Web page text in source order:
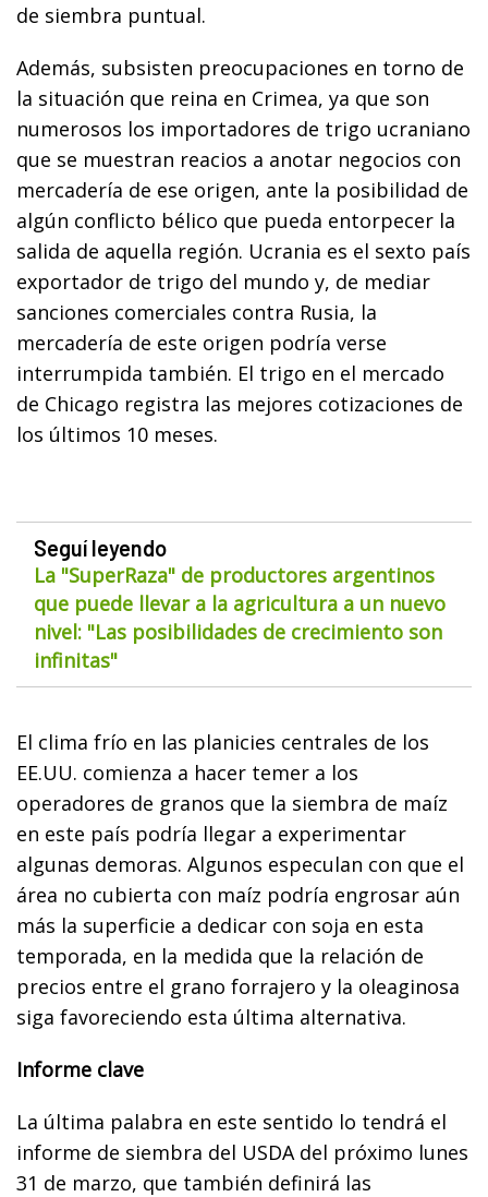
de siembra puntual.
Además, subsisten preocupaciones en torno de
la situación que reina en Crimea, ya que son
numerosos los importadores de trigo ucraniano
que se muestran reacios a anotar negocios con
mercadería de ese origen, ante la posibilidad de
algún conflicto bélico que pueda entorpecer la
salida de aquella región. Ucrania es el sexto país
exportador de trigo del mundo y, de mediar
sanciones comerciales contra Rusia, la
mercadería de este origen podría verse
interrumpida también. El trigo en el mercado
de Chicago registra las mejores cotizaciones de
los últimos 10 meses.
Seguí leyendo
La "SuperRaza" de productores argentinos
que puede llevar a la agricultura a un nuevo
nivel: "Las posibilidades de crecimiento son
infinitas"
El clima frío en las planicies centrales de los
EE.UU. comienza a hacer temer a los
operadores de granos que la siembra de maíz
en este país podría llegar a experimentar
algunas demoras. Algunos especulan con que el
área no cubierta con maíz podría engrosar aún
más la superficie a dedicar con soja en esta
temporada, en la medida que la relación de
precios entre el grano forrajero y la oleaginosa
siga favoreciendo esta última alternativa.
Informe clave
La última palabra en este sentido lo tendrá el
informe de siembra del USDA del próximo lunes
31 de marzo, que también definirá las